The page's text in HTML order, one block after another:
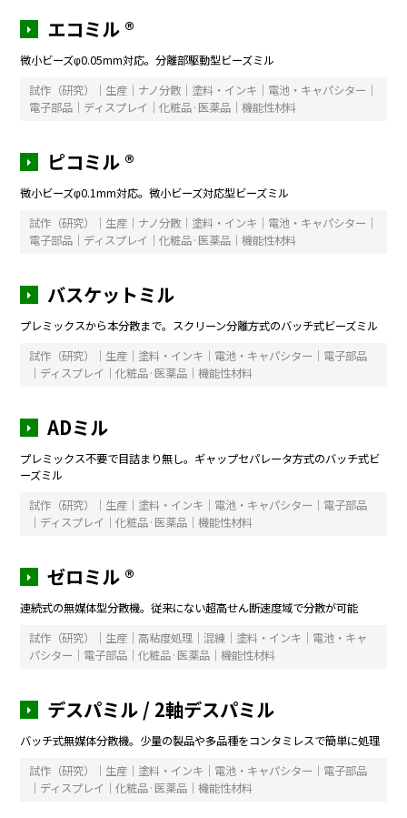
エコミル ®
微小ビーズφ0.05mm対応。分離部駆動型ビーズミル
試作（研究）｜生産｜ナノ分散｜塗料・インキ｜電池・キャパシター｜
電子部品｜ディスプレイ｜化粧品·医薬品｜機能性材料
ピコミル ®
微小ビーズφ0.1mm対応。微小ビーズ対応型ビーズミル
試作（研究）｜生産｜ナノ分散｜塗料・インキ｜電池・キャパシター｜
電子部品｜ディスプレイ｜化粧品·医薬品｜機能性材料
バスケットミル
プレミックスから本分散まで。スクリーン分離方式のバッチ式ビーズミル
試作（研究）｜生産｜塗料・インキ｜電池・キャパシター｜電子部品
｜ディスプレイ｜化粧品·医薬品｜機能性材料
ADミル
プレミックス不要で目詰まり無し。ギャップセパレータ方式のバッチ式ビ
ーズミル
試作（研究）｜生産｜塗料・インキ｜電池・キャパシター｜電子部品
｜ディスプレイ｜化粧品·医薬品｜機能性材料
ゼロミル ®
連続式の無媒体型分散機。従来にない超高せん断速度域で分散が可能
試作（研究）｜生産｜高粘度処理｜混練｜塗料・インキ｜電池・キャ
パシター｜電子部品｜化粧品·医薬品｜機能性材料
デスパミル / 2軸デスパミル
バッチ式無媒体分散機。少量の製品や多品種をコンタミレスで簡単に処理
試作（研究）｜生産｜塗料・インキ｜電池・キャパシター｜電子部品
｜ディスプレイ｜化粧品·医薬品｜機能性材料